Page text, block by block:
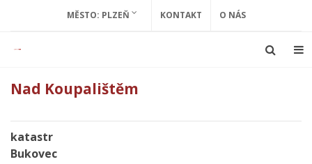
MĚSTO: PLZEŇ KONTAKT O NÁS
Nad Koupalištěm
katastr
Bukovec